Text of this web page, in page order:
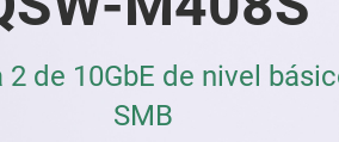
de 10GbE de nivel
SMB